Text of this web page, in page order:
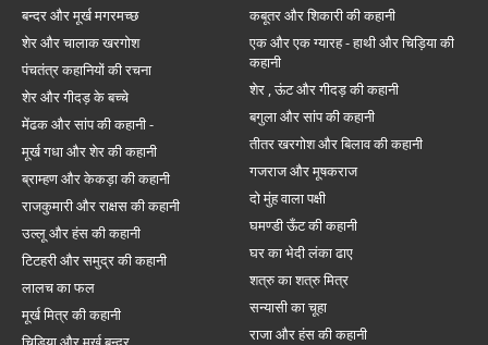
बन्दर और मूर्ख मगरमच्छ
कबूतर और शिकारी की कहानी
शेर और चालाक खरगोश
एक और एक ग्यारह - हाथी और चिड़िया की
कहानी
पंचतंत्र कहानियों की रचना
शेर , ऊंट और गीदड़ की कहानी
शेर और गीदड़ के बच्चे
बगुला और सांप की कहानी
मेंढक और सांप की कहानी -
तीतर खरगोश और बिलाव की कहानी
मूर्ख गधा और शेर की कहानी
गजराज और मूषकराज
ब्राम्हण और केकड़ा की कहानी
दो मुंह वाला पक्षी
राजकुमारी और राक्षस की कहानी
घमण्डी ऊँट की कहानी
उल्लू और हंस की कहानी
घर का भेदी लंका ढाए
टिटहरी और समुद्र की कहानी
शत्रु का शत्रु मित्र
लालच का फल
सन्यासी का चूहा
मूर्ख मित्र की कहानी
राजा और हंस की कहानी